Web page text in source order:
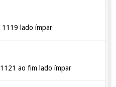
1119 lado ímpar
ao fim lado ímpar